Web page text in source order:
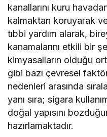
kanallarını kuru
kalmaktan koruyarak
tıbbi yardım alarak,
kanamalarını etkili bir
kimyasalların olduğu
gibi bazı çevresel
nedenleri arasında
yanı sıra; sigara
doğal yapısını
hazırlamaktadır.